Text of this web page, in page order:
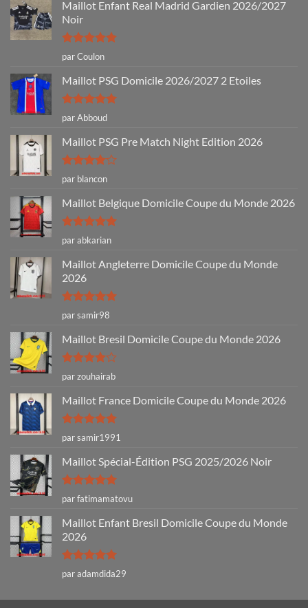
Maillot Enfant Real Madrid Gardien 2026/2027
Noir
Note5sur
5
par Coulon
Maillot PSG Domicile 2026/2027 2 Etoiles
Note5sur
5
par Abboud
Maillot PSG Pre Match Night Edition 2026
Note4
sur 5
par blancon
Maillot Belgique Domicile Coupe du Monde 2026
Note5sur
5
par abkarian
Maillot Angleterre Domicile Coupe du Monde
2026
Note5sur
5
par samir98
Maillot Bresil Domicile Coupe du Monde 2026
Note4
sur 5
par zouhairab
Maillot France Domicile Coupe du Monde 2026
Note5sur
5
par samir1991
Maillot Spécial-Édition PSG 2025/2026 Noir
Note5sur
5
par fatimamatovu
Maillot Enfant Bresil Domicile Coupe du Monde
2026
Note5sur
5
par adamdida29